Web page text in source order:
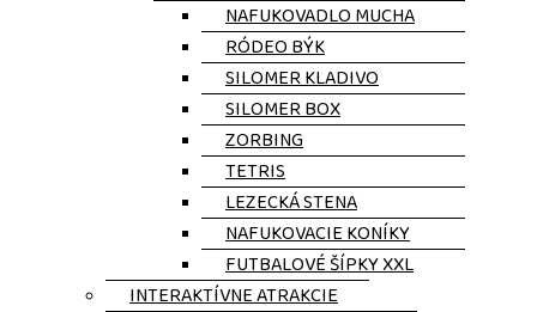
NAFUKOVADLO MUCHA
RÓDEO BÝK
SILOMER KLADIVO
SILOMER BOX
ZORBING
TETRIS
LEZECKÁ STENA
NAFUKOVACIE KONÍKY
FUTBALOVÉ ŠÍPKY XXL
INTERAKTÍVNE ATRAKCIE